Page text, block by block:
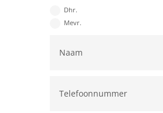
Dhr.
Mevr.